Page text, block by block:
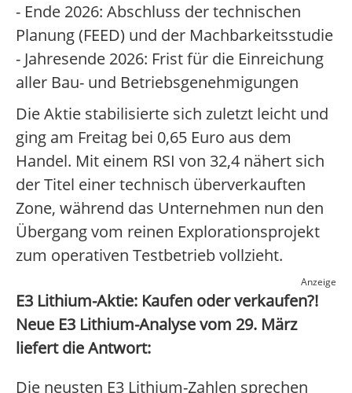
- Ende 2026: Abschluss der technischen
Planung (FEED) und der Machbarkeitsstudie
- Jahresende 2026: Frist für die Einreichung
aller Bau- und Betriebsgenehmigungen
Die Aktie stabilisierte sich zuletzt leicht und
ging am Freitag bei 0,65 Euro aus dem
Handel. Mit einem RSI von 32,4 nähert sich
der Titel einer technisch überverkauften
Zone, während das Unternehmen nun den
Übergang vom reinen Explorationsprojekt
zum operativen Testbetrieb vollzieht.
Anzeige
E3 Lithium-Aktie: Kaufen oder verkaufen?!
Neue E3 Lithium-Analyse vom 29. März
liefert die Antwort:
Die neusten E3 Lithium-Zahlen sprechen